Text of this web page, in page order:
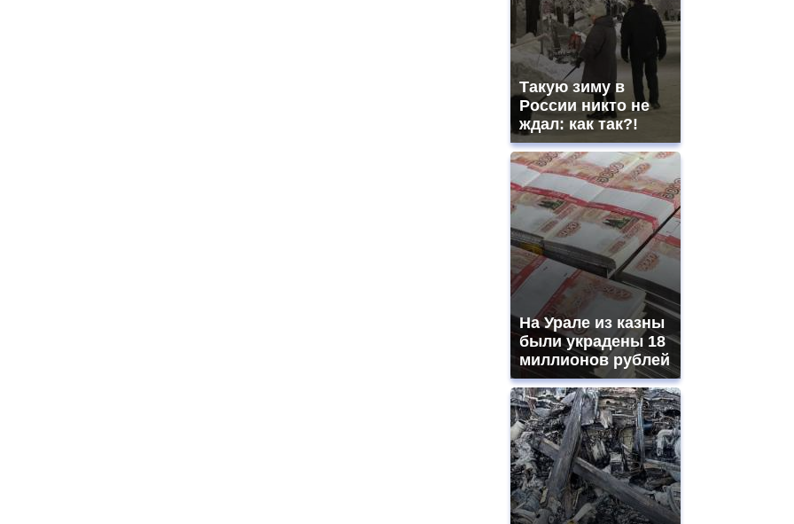
Такую зиму в
России никто не
ждал: как так?!
На Урале из казны
были украдены 18
миллионов рублей